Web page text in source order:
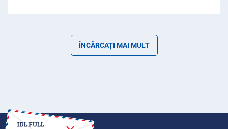
ÎNCĂRCAȚI MAI MULT